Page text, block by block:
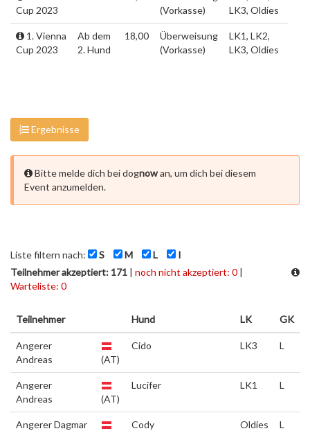
Cup 2023
(Vorkasse)
LK3, Oldies
1. Vienna
Cup 2023
Ab dem
2. Hund
18,00
Überweisung
(Vorkasse)
LK1, LK2,
LK3, Oldies
Ergebnisse
Bitte melde dich bei dognowan, um dich bei diesem
Event anzumelden.
Liste filtern nach: S M L
I
Teilnehmer akzeptiert: 171 | noch nicht akzeptiert: 0 |
Warteliste: 0
Teilnehmer Hund LK GK
Angerer
Andreas
(AT)
Cido LK3 L
Angerer
Andreas
(AT)
Lucifer LK1 L
Angerer Dagmar
Cody Oldies L